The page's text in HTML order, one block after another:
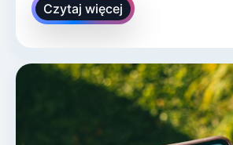
Czytaj więcej